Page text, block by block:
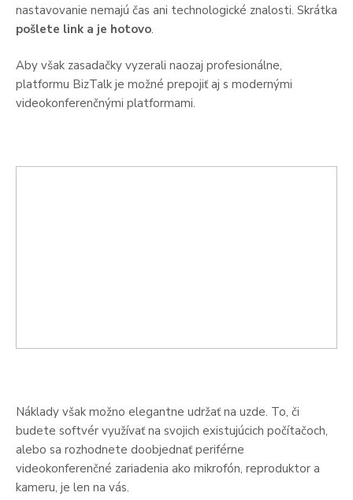
nastavovanie nemajú čas ani technologické znalosti. Skrátka
pošlete link a je hotovo.
Aby však zasadačky vyzerali naozaj profesionálne,
platformu BizTalk je možné prepojiť aj s modernými
videokonferenčnými platformami.
Náklady však možno elegantne udržať na uzde. To, či
budete softvér využívať na svojich existujúcich počítačoch,
alebo sa rozhodnete doobjednať periférne
videokonferenčné zariadenia ako mikrofón, reproduktor a
kameru, je len na vás.